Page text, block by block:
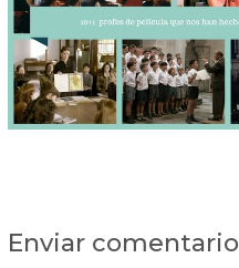
Enviar comentario